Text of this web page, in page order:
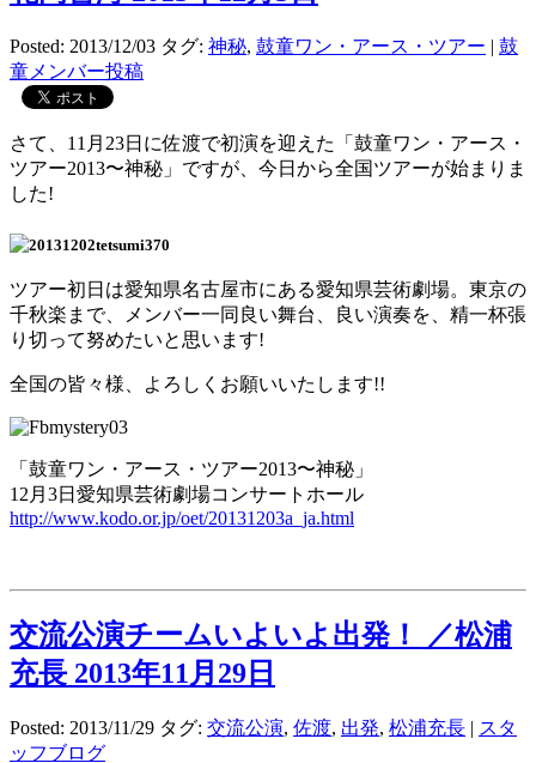
Posted: 2013/12/03 タグ: 神秘, 鼓童ワン・アース・ツアー | 鼓
童メンバー投稿
さて、11月23日に佐渡で初演を迎えた「鼓童ワン・アース・
ツアー2013〜神秘」ですが、今日から全国ツアーが始まりま
した!
ツアー初日は愛知県名古屋市にある愛知県芸術劇場。東京の
千秋楽まで、メンバー一同良い舞台、良い演奏を、精一杯張
り切って努めたいと思います!
全国の皆々様、よろしくお願いいたします!!
「鼓童ワン・アース・ツアー2013〜神秘」
12月3日愛知県芸術劇場コンサートホール
http://www.kodo.or.jp/oet/20131203a_ja.html
交流公演チームいよいよ出発！ ／松浦
充長 2013年11月29日
Posted: 2013/11/29 タグ: 交流公演, 佐渡, 出発, 松浦充長 | スタ
ッフブログ